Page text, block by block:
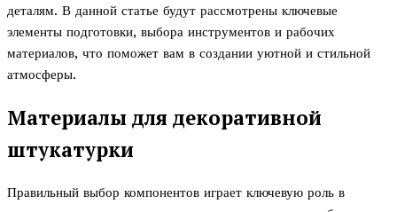
деталям. В данной статье будут рассмотрены ключевые
элементы подготовки, выбора инструментов и рабочих
материалов, что поможет вам в создании уютной и стильной
атмосферы.
Материалы для декоративной
штукатурки
Правильный выбор компонентов играет ключевую роль в